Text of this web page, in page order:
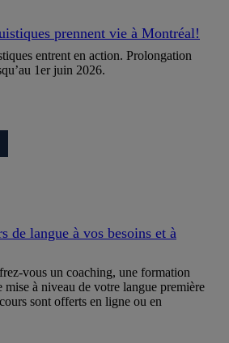
prennent vie à Montréal!
entrent en action. Prolongation
1er juin 2026.
de langue à vos besoins et à
vous un coaching, une formation
à niveau de votre langue première
sont offerts en ligne ou en